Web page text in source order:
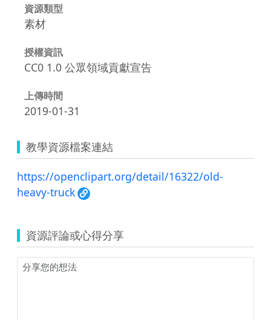
資源類型
素材
授權資訊
CC0 1.0 公眾領域貢獻宣告
上傳時間
2019-01-31
教學資源檔案連結
https://openclipart.org/detail/16322/old-
heavy-truck
資源評論或心得分享